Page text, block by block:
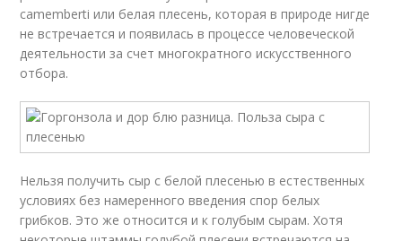
camemberti или белая плесень, которая в природе нигде
не встречается и появилась в процессе человеческой
деятельности за счет многократного искусственного
отбора.
Нельзя получить сыр с белой плесенью в естественных
условиях без намеренного введения спор белых
грибков. Это же относится и к голубым сырам. Хотя